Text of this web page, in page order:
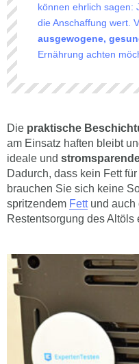
können ehrlich sagen:
die Anschaffung wert.
ausgewogene,
Ernährung achten
Die praktische
am Einsatz haften bleibt
ideale und
Dadurch, dass kein Fett
brauchen Sie sich keine
spritzendem Fettund auch
Restentsorgung des Altöls